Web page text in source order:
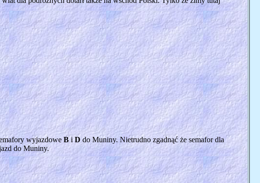
wyjazdowe BiD do Muniny. Nietrudno zgadnąć że semafor dla
do Muniny.